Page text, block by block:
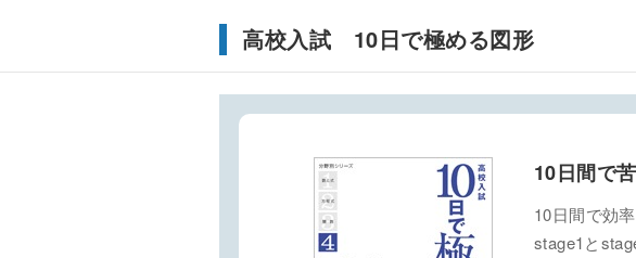
高校入試 10日で極める図形
10日間で
10日間で効
stage1と